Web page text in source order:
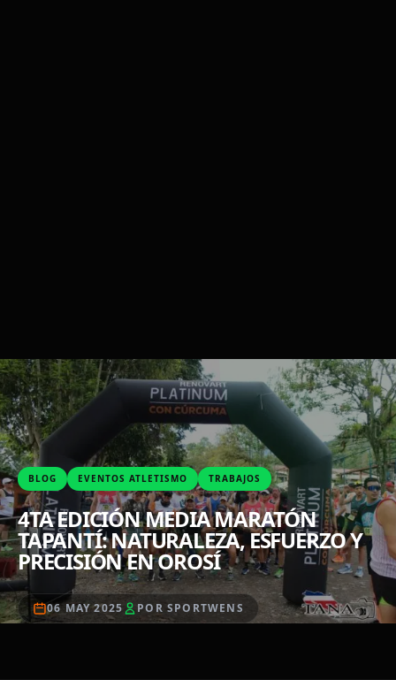
BLOG EVENTOS ATLETISMO TRABAJOS
4TA EDICIÓN MEDIA MARATÓN
TAPANTÍ: NATURALEZA, ESFUERZO Y
PRECISIÓN EN OROSÍ
06 MAY 2025 POR SPORTWENS